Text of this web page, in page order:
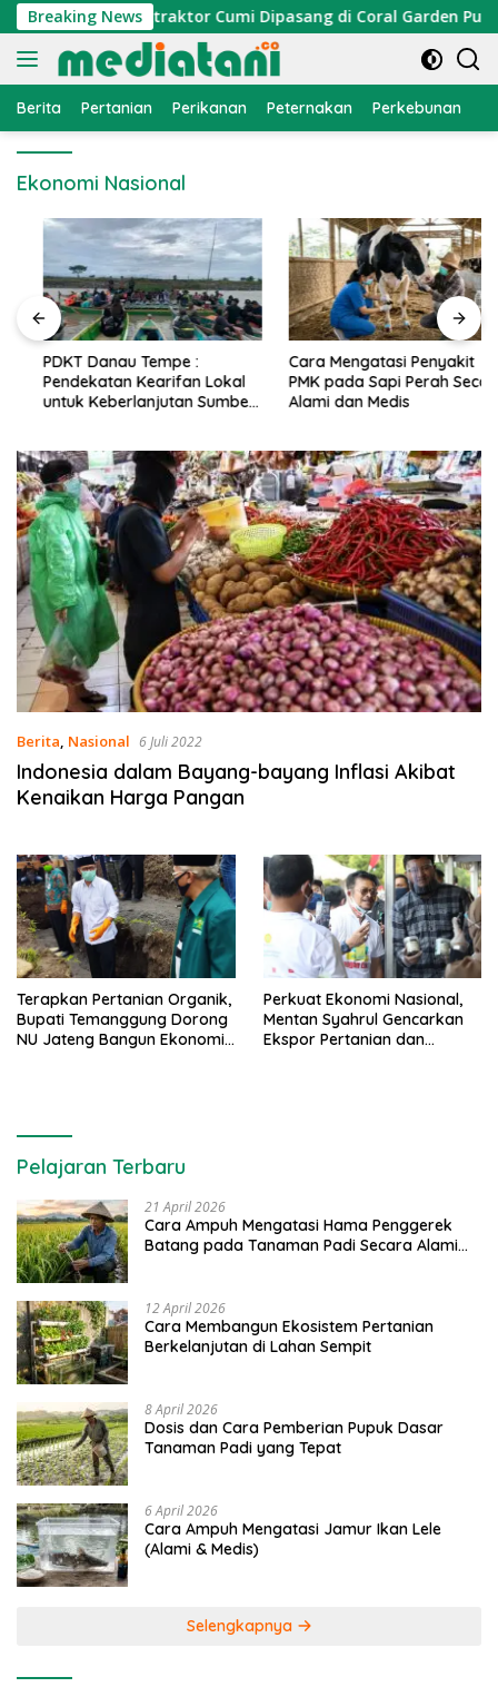
Langsung
ke
konten
Breaking News
Nelayan, Atraktor Cumi Dipasang di Coral Garden Pulau
Berita Pertanian Perikanan Peternakan Perkebunan
Ekonomi Nasional
PDKT Danau Tempe :
Pendekatan Kearifan Lokal
untuk Keberlanjutan Sumber
Cara Mengatasi Penyakit
PMK pada Sapi Perah Secara
Alami dan Medis
Berita, Nasional 6 Juli 2022
Indonesia dalam Bayang-bayang Inflasi Akibat
Kenaikan Harga Pangan
Terapkan Pertanian Organik,
Bupati Temanggung Dorong
NU Jateng Bangun Ekonomi
Perkuat Ekonomi Nasional,
Mentan Syahrul Gencarkan
Ekspor Pertanian dan
Pelajaran Terbaru
21 April 2026
Cara Ampuh Mengatasi Hama Penggerek
Batang pada Tanaman Padi Secara Alami
12 April 2026
Cara Membangun Ekosistem Pertanian
Berkelanjutan di Lahan Sempit
8 April 2026
Dosis dan Cara Pemberian Pupuk Dasar
Tanaman Padi yang Tepat
6 April 2026
Cara Ampuh Mengatasi Jamur Ikan Lele
(Alami & Medis)
Selengkapnya